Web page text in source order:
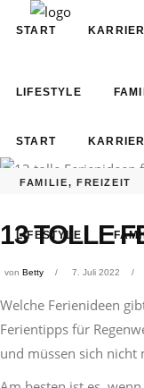
START
LIFESTYLE
START
LIFESTYLE
FAMILIE, FREIZEIT
13 TOLLE
von Betty 7. Juli 2022
Welche Ferienideen
Ferientipps für
und müssen sich nicht